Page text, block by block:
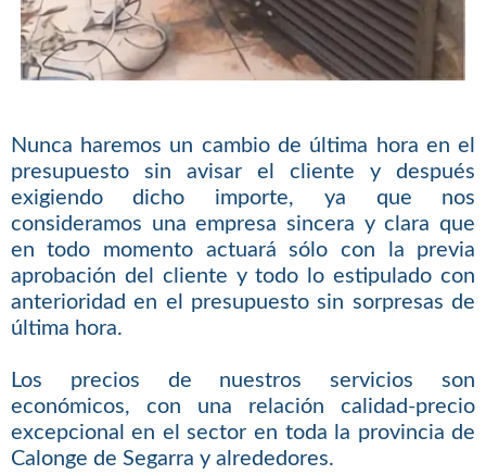
Nunca haremos un cambio de última hora en el
presupuesto sin avisar el cliente y después
exigiendo dicho importe, ya que nos
consideramos una empresa sincera y clara que
en todo momento actuará sólo con la previa
aprobación del cliente y todo lo estipulado con
anterioridad en el presupuesto sin sorpresas de
última hora.
Los precios de nuestros servicios son
económicos, con una relación calidad-precio
excepcional en el sector en toda la provincia de
Calonge de Segarra y alrededores.